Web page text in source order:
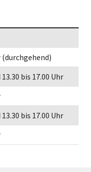
(durchgehend)
bis 17.00 Uhr
bis 17.00 Uhr